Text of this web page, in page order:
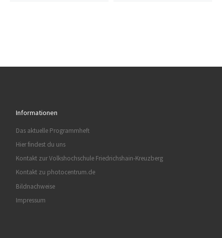
Informationen
Das aktuelle Programmheft
Hier findest du uns
Kontakt zur Volkshochschule Friedrichshain-Kreuzberg
Kontakt zu photocentrum.de
Bildnachweise
Impressum